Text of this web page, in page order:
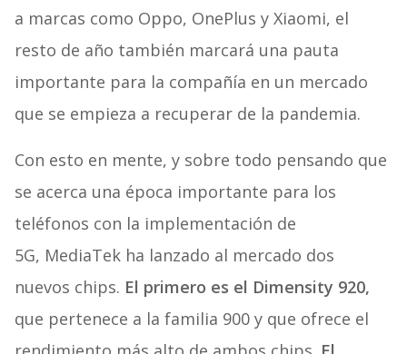
a marcas como Oppo, OnePlus y Xiaomi, el
resto de año también marcará una pauta
importante para la compañía en un mercado
que se empieza a recuperar de la pandemia.
Con esto en mente, y sobre todo pensando que
se acerca una época importante para los
teléfonos con la implementación de
5G, MediaTek ha lanzado al mercado dos
nuevos chips. El primero es el Dimensity 920,
que pertenece a la familia 900 y que ofrece el